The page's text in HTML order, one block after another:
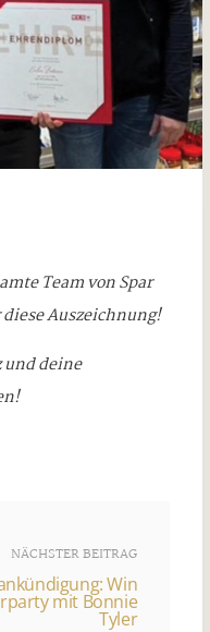
Team von Spar
Auszeichnung!
deine
NÄCHSTER BEITRAG
Win
mit Bonnie
Tyler